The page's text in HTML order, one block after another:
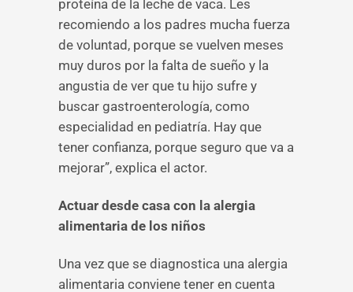
proteína de la leche de vaca. Les
recomiendo a los padres mucha fuerza
de voluntad, porque se vuelven meses
muy duros por la falta de sueño y la
angustia de ver que tu hijo sufre y
buscar gastroenterología, como
especialidad en pediatría. Hay que
tener confianza, porque seguro que va a
mejorar”, explica el actor.
Actuar desde casa con la alergia
alimentaria de los niños
Una vez que se diagnostica una alergia
alimentaria conviene tener en cuenta